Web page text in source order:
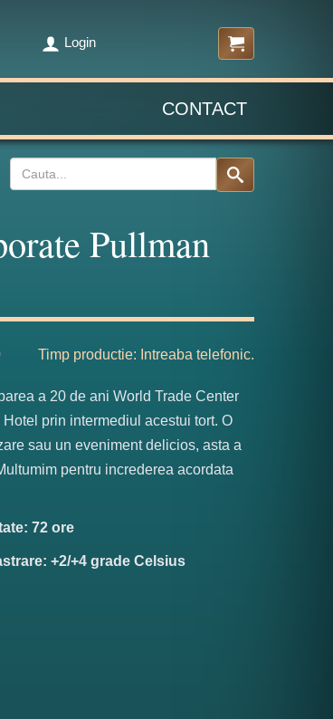
Login
CONTACT
Pullman
Timp productie: Intreaba telefonic.
a 20 de ani World Trade Center
prin intermediul acestui tort. O
sau un eveniment delicios, asta a
pentru increderea acordata
72 ore
+2/+4 grade Celsius